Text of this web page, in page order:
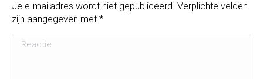
Je e-mailadres wordt niet gepubliceerd. Verplichte velden
zijn aangegeven met *
Reactie